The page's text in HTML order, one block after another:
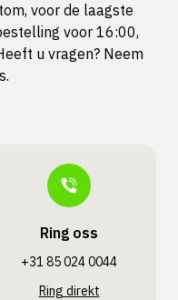
voor de laagste
voor 16:00,
u vragen? Neem
Ring oss
+31 85 024 0044
Ring direkt